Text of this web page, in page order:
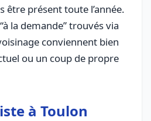
être présent toute l’année.
la demande” trouvés via
conviennent bien
ou un coup de propre
à Toulon